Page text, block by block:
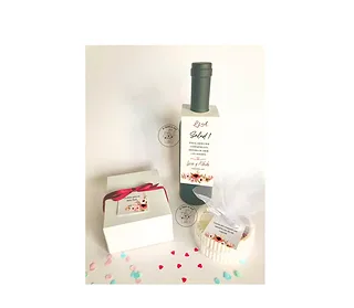
elegancia en las mesas de los invitados
(no se incluyen en el precio).
Incluye la invitación principal, tarjeta
de pase y sobrecito blanco para el
regalo.
La cantidad mínima es de 24
unidades.
El valor del envío se cotizará una vez
confirmado el pedido.